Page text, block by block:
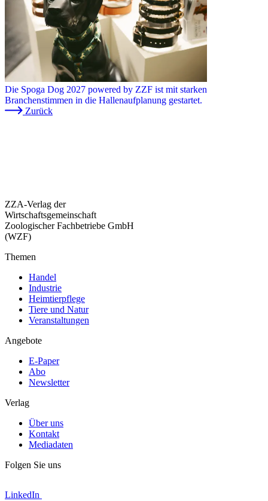
Die Spoga Dog 2027 powered by ZZF ist mit starken
Branchenstimmen in die Hallenaufplanung gestartet.
Zurück
ZZA-Verlag der
Wirtschaftsgemeinschaft
Zoologischer Fachbetriebe GmbH
(WZF)
Themen
Handel
Industrie
Heimtierpflege
Tiere und Natur
Veranstaltungen
Angebote
E-Paper
Abo
Newsletter
Verlag
Über uns
Kontakt
Mediadaten
Folgen Sie uns
LinkedIn